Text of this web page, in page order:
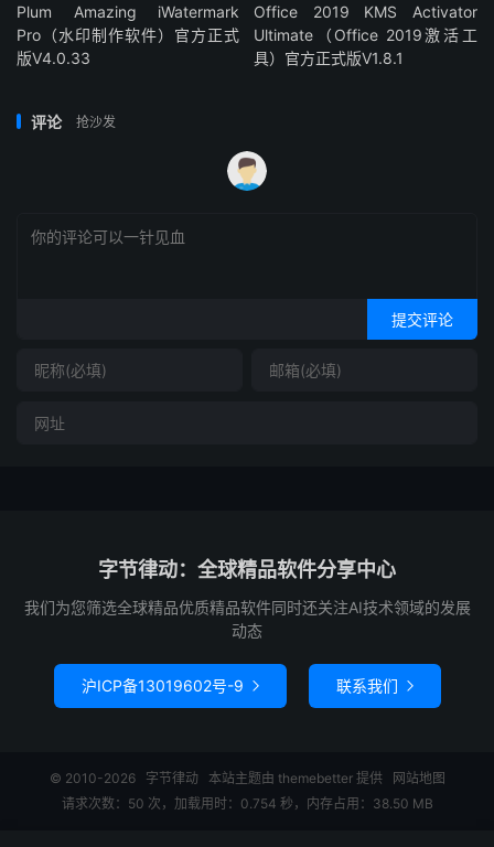
Plum Amazing iWatermark
Pro（水印制作软件）官方正式
版V4.0.33
Office 2019 KMS Activator
Ultimate（Office 2019激活工
具）官方正式版V1.8.1
评论 抢沙发
提交评论
字节律动：全球精品软件分享中心
我们为您筛选全球精品优质精品软件同时还关注AI技术领域的发展
动态
沪ICP备13019602号-9  联系我们 
© 2010-2026 字节律动 本站主题由 themebetter提供
网站地图
请求次数：50 次，加载用时：0.754 秒，内存占用：38.50 MB